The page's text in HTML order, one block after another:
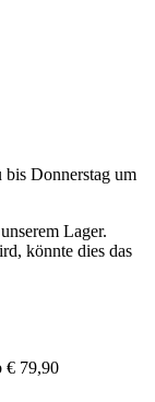
bis Donnerstag um
Lager.
könnte dies das
€ 79,90